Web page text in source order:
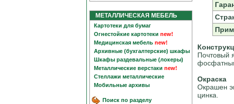
МЕТАЛЛИЧЕСКАЯ МЕБЕЛЬ
Картотеки для бумаг
Огнестойкие картотеки new!
Медицинская мебель new!
Архивные (бухгалтерские) шкафы
Шкафы раздевальные (локеры)
Металлические верстаки new!
Стеллажи металлические
Мобильные архивы
Поиск по разделу
Почтовый
Окраска
Окрашен
цинка.